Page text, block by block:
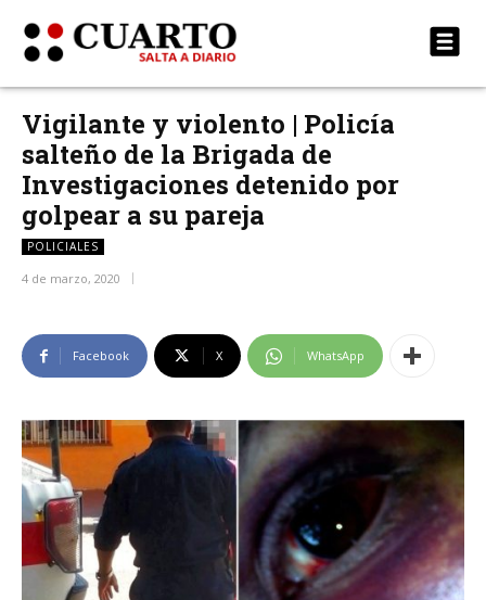
Vigilante y violento | Policía
salteño de la Brigada de
Investigaciones detenido por
golpear a su pareja
POLICIALES
4 de marzo, 2020
Facebook X WhatsApp